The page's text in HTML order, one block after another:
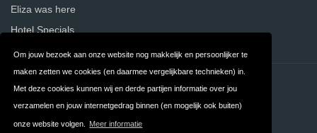
Om jouw bezoek aan onze website nog makkelijk en persoonlijker te
maken zetten we cookies (en daarmee vergelijkbare technieken) in.
Met deze cookies kunnen wij en derde partijen informatie over jou
verzamelen en jouw internetgedrag binnen (en mogelijk ook buiten)
onze website volgen. Meer informatie
Eliza was here
Hotel Specials
Contact Privacy
Algemene FAQ